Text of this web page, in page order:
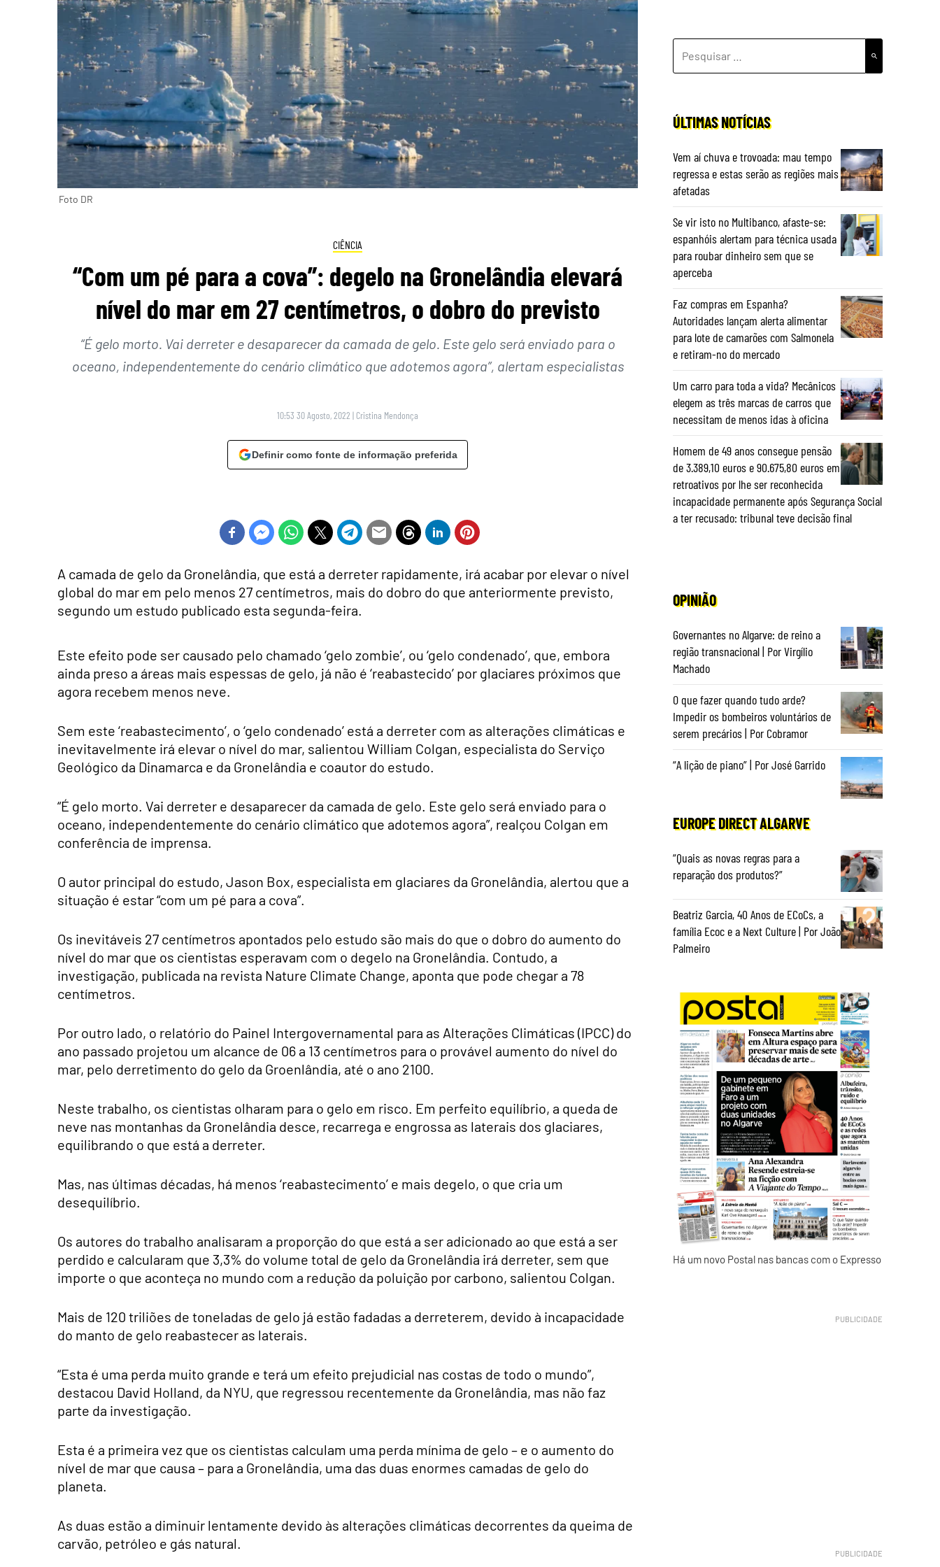
Foto DR
CIÊNCIA
“Com um pé para a cova”: degelo na Gronelândia elevará
nível do mar em 27 centímetros, o dobro do previsto
“É gelo morto. Vai derreter e desaparecer da camada de gelo. Este gelo será enviado para o
oceano, independentemente do cenário climático que adotemos agora”, alertam especialistas
10:53 30 Agosto, 2022 | Cristina Mendonça
Definir como fonte de informação preferida
A camada de gelo da Gronelândia, que está a derreter rapidamente, irá acabar por elevar o nível
global do mar em pelo menos 27 centímetros, mais do dobro do que anteriormente previsto,
segundo um estudo publicado esta segunda-feira.
Este efeito pode ser causado pelo chamado ‘gelo zombie’, ou ‘gelo condenado’, que, embora
ainda preso a áreas mais espessas de gelo, já não é ‘reabastecido’ por glaciares próximos que
agora recebem menos neve.
Sem este ‘reabastecimento’, o ‘gelo condenado’ está a derreter com as alterações climáticas e
inevitavelmente irá elevar o nível do mar, salientou William Colgan, especialista do Serviço
Geológico da Dinamarca e da Gronelândia e coautor do estudo.
“É gelo morto. Vai derreter e desaparecer da camada de gelo. Este gelo será enviado para o
oceano, independentemente do cenário climático que adotemos agora”, realçou Colgan em
conferência de imprensa.
O autor principal do estudo, Jason Box, especialista em glaciares da Gronelândia, alertou que a
situação é estar “com um pé para a cova”.
Os inevitáveis 27 centímetros apontados pelo estudo são mais do que o dobro do aumento do
nível do mar que os cientistas esperavam com o degelo na Gronelândia. Contudo, a
investigação, publicada na revista Nature Climate Change, aponta que pode chegar a 78
centímetros.
Por outro lado, o relatório do Painel Intergovernamental para as Alterações Climáticas (IPCC) do
ano passado projetou um alcance de 06 a 13 centímetros para o provável aumento do nível do
mar, pelo derretimento do gelo da Groenlândia, até o ano 2100.
Neste trabalho, os cientistas olharam para o gelo em risco. Em perfeito equilíbrio, a queda de
neve nas montanhas da Gronelândia desce, recarrega e engrossa as laterais dos glaciares,
equilibrando o que está a derreter.
Mas, nas últimas décadas, há menos ‘reabastecimento’ e mais degelo, o que cria um
desequilíbrio.
Os autores do trabalho analisaram a proporção do que está a ser adicionado ao que está a ser
perdido e calcularam que 3,3% do volume total de gelo da Gronelândia irá derreter, sem que
importe o que aconteça no mundo com a redução da poluição por carbono, salientou Colgan.
Mais de 120 triliões de toneladas de gelo já estão fadadas a derreterem, devido à incapacidade
do manto de gelo reabastecer as laterais.
“Esta é uma perda muito grande e terá um efeito prejudicial nas costas de todo o mundo”,
destacou David Holland, da NYU, que regressou recentemente da Gronelândia, mas não faz
parte da investigação.
Esta é a primeira vez que os cientistas calculam uma perda mínima de gelo – e o aumento do
nível de mar que causa – para a Gronelândia, uma das duas enormes camadas de gelo do
planeta.
As duas estão a diminuir lentamente devido às alterações climáticas decorrentes da queima de
carvão, petróleo e gás natural.
POR:
ÚLTIMAS NOTÍCIAS
Vem aí chuva e trovoada: mau tempo
regressa e estas serão as regiões mais
afetadas
Se vir isto no Multibanco, afaste-se:
espanhóis alertam para técnica usada
para roubar dinheiro sem que se
aperceba
Faz compras em Espanha?
Autoridades lançam alerta alimentar
para lote de camarões com Salmonela
e retiram-no do mercado
Um carro para toda a vida? Mecânicos
elegem as três marcas de carros que
necessitam de menos idas à oficina
Homem de 49 anos consegue pensão
de 3.389,10 euros e 90.675,80 euros em
retroativos por lhe ser reconhecida
incapacidade permanente após Segurança Social
a ter recusado: tribunal teve decisão final
OPINIÃO
Governantes no Algarve: de reino a
região transnacional | Por Virgílio
Machado
O que fazer quando tudo arde?
Impedir os bombeiros voluntários de
serem precários | Por Cobramor
“A lição de piano” | Por José Garrido
EUROPE DIRECT ALGARVE
“Quais as novas regras para a
reparação dos produtos?”
Beatriz Garcia, 40 Anos de ECoCs, a
família Ecoc e a Next Culture | Por João
Palmeiro
Há um novo Postal nas bancas com o Expresso